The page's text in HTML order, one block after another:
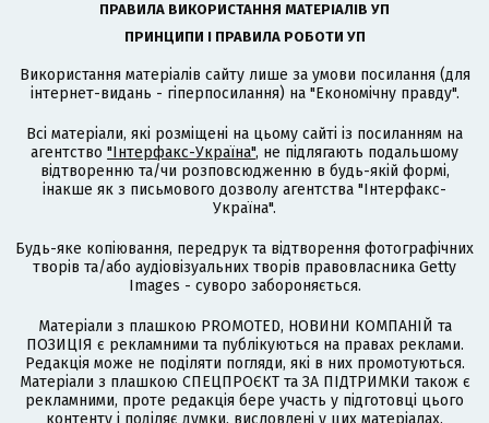
ПРАВИЛА ВИКОРИСТАННЯ МАТЕРІАЛІВ УП
ПРИНЦИПИ І ПРАВИЛА РОБОТИ УП
Використання матеріалів сайту лише за умови посилання (для
інтернет-видань - гіперпосилання) на "Економічну правду".
Всі матеріали, які розміщені на цьому сайті із посиланням на
агентство "Інтерфакс-Україна", не підлягають подальшому
відтворенню та/чи розповсюдженню в будь-якій формі,
інакше як з письмового дозволу агентства "Інтерфакс-
Україна".
Будь-яке копіювання, передрук та відтворення фотографічних
творів та/або аудіовізуальних творів правовласника Getty
Images - суворо забороняється.
Матеріали з плашкою PROMOTED, НОВИНИ КОМПАНІЙ та
ПОЗИЦІЯ є рекламними та публікуються на правах реклами.
Редакція може не поділяти погляди, які в них промотуються.
Матеріали з плашкою СПЕЦПРОЄКТ та ЗА ПІДТРИМКИ також є
рекламними, проте редакція бере участь у підготовці цього